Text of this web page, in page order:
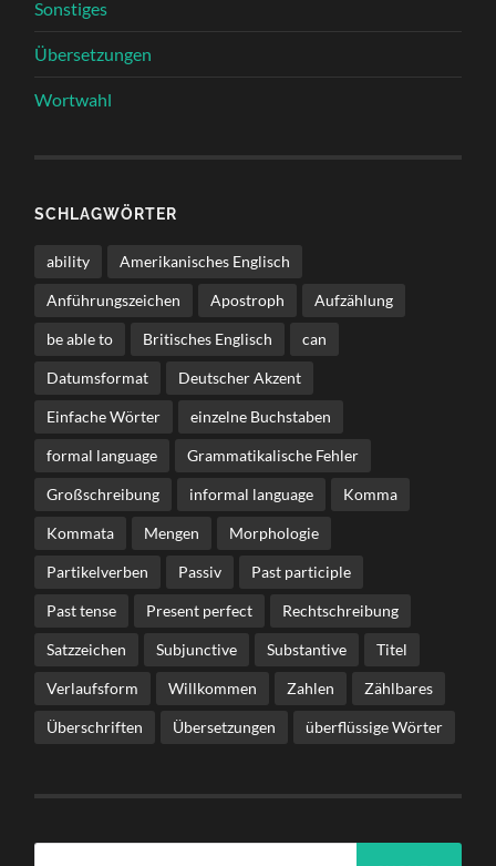
Sonstiges
Übersetzungen
Wortwahl
SCHLAGWÖRTER
ability Amerikanisches Englisch
Anführungszeichen Apostroph Aufzählung
be able to Britisches Englisch can
Datumsformat Deutscher Akzent
Einfache Wörter einzelne Buchstaben
formal language Grammatikalische Fehler
Großschreibung informal language Komma
Kommata Mengen Morphologie
Partikelverben Passiv Past participle
Past tense Present perfect Rechtschreibung
Satzzeichen Subjunctive Substantive Titel
Verlaufsform Willkommen Zahlen Zählbares
Überschriften Übersetzungen überflüssige Wörter